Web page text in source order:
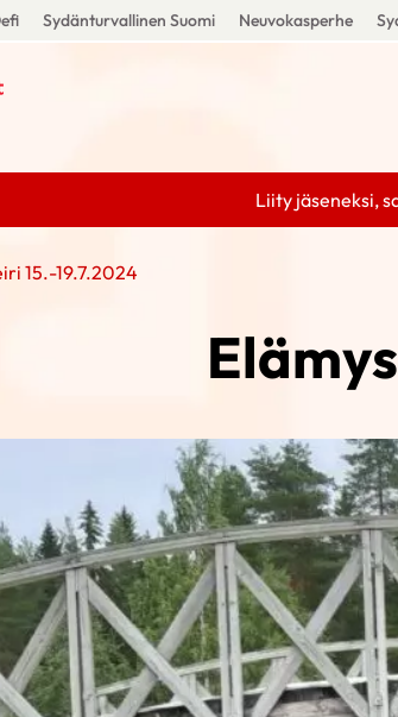
Sydänturvallinen Suomi Neuvokasperhe
Liity jäseneksi,
15.-19.7.2024